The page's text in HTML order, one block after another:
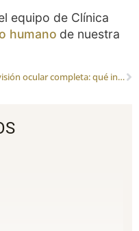
equipo de Clínica
humano de nuestra
Revisión ocular completa: qué incluye y por qué es tan importante